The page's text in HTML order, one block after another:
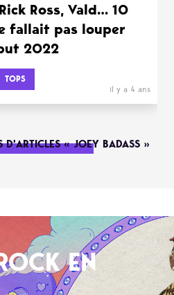
Ross, Vald… 10
fallait pas louper
2022
TOPS
il y a 4 ans
D'ARTICLES « JOEY BADASS »
EN